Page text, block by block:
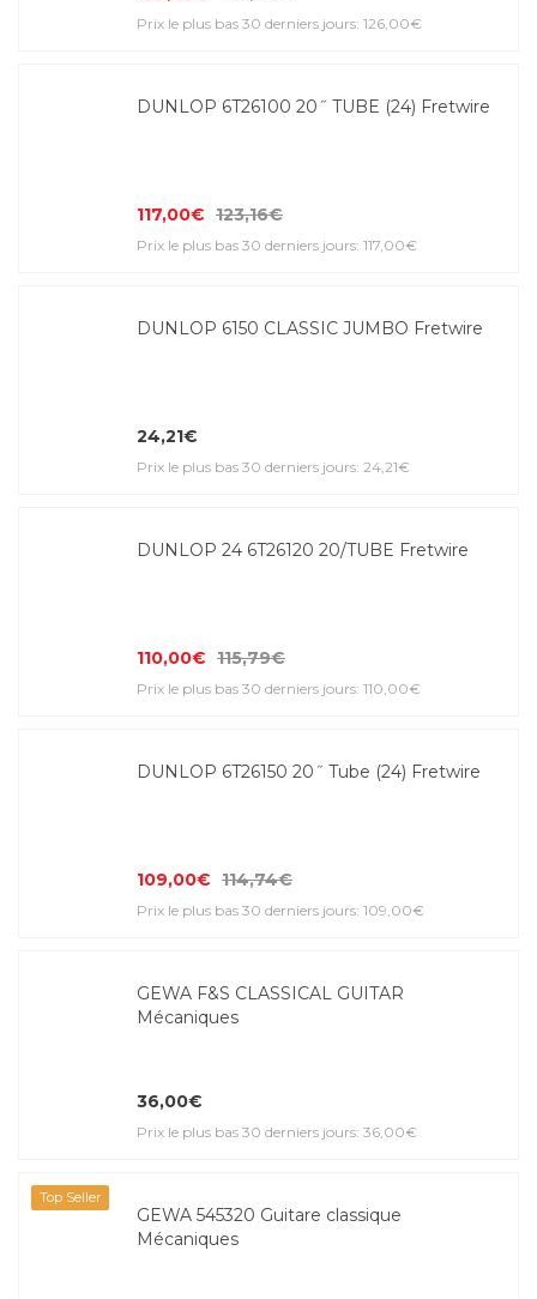
Prix le plus bas 30 derniers jours: 126,00€
DUNLOP 6T26100 20˝ TUBE (24) Fretwire
117,00€ 123,16€
Prix le plus bas 30 derniers jours: 117,00€
DUNLOP 6150 CLASSIC JUMBO Fretwire
24,21€
Prix le plus bas 30 derniers jours: 24,21€
DUNLOP 24 6T26120 20/TUBE Fretwire
110,00€ 115,79€
Prix le plus bas 30 derniers jours: 110,00€
DUNLOP 6T26150 20˝ Tube (24) Fretwire
109,00€ 114,74€
Prix le plus bas 30 derniers jours: 109,00€
GEWA F&S CLASSICAL GUITAR
Mécaniques
36,00€
Prix le plus bas 30 derniers jours: 36,00€
Top Seller
GEWA 545320 Guitare classique
Mécaniques